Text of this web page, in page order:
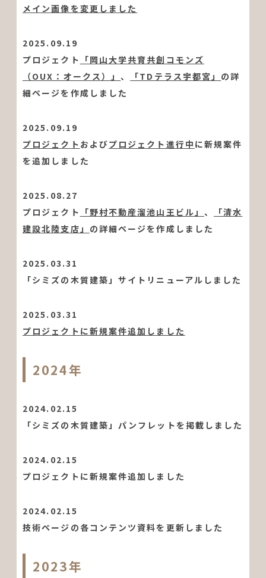
メイン画像を変更しました
2025.09.19
プロジェクト 「岡山大学共育共創コモンズ
（OUX：オークス）」、 「TDテラス宇都宮」 の詳
細ページを作成しました
2025.09.19
プロジェクト およびプロジェクト進行中 に新規案件
を追加しました
2025.08.27
プロジェクト 「野村不動産溜池山王ビル」 、
「清水
建設北陸支店」 の詳細ページを作成しました
2025.03.31
「シミズの木質建築」サイトリニューアルしました
2025.03.31
プロジェクトに新規案件追加しました
2024年
2024.02.15
「シミズの木質建築」パンフレットを掲載しました
2024.02.15
プロジェクトに新規案件追加しました
2024.02.15
技術ページの各コンテンツ資料を更新しました
2023年